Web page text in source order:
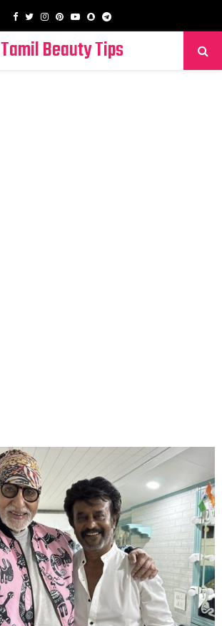
Facebook
TwitterInstagram
PinterestYoutube
SnapchatTelegram
Tamil Beauty Tips